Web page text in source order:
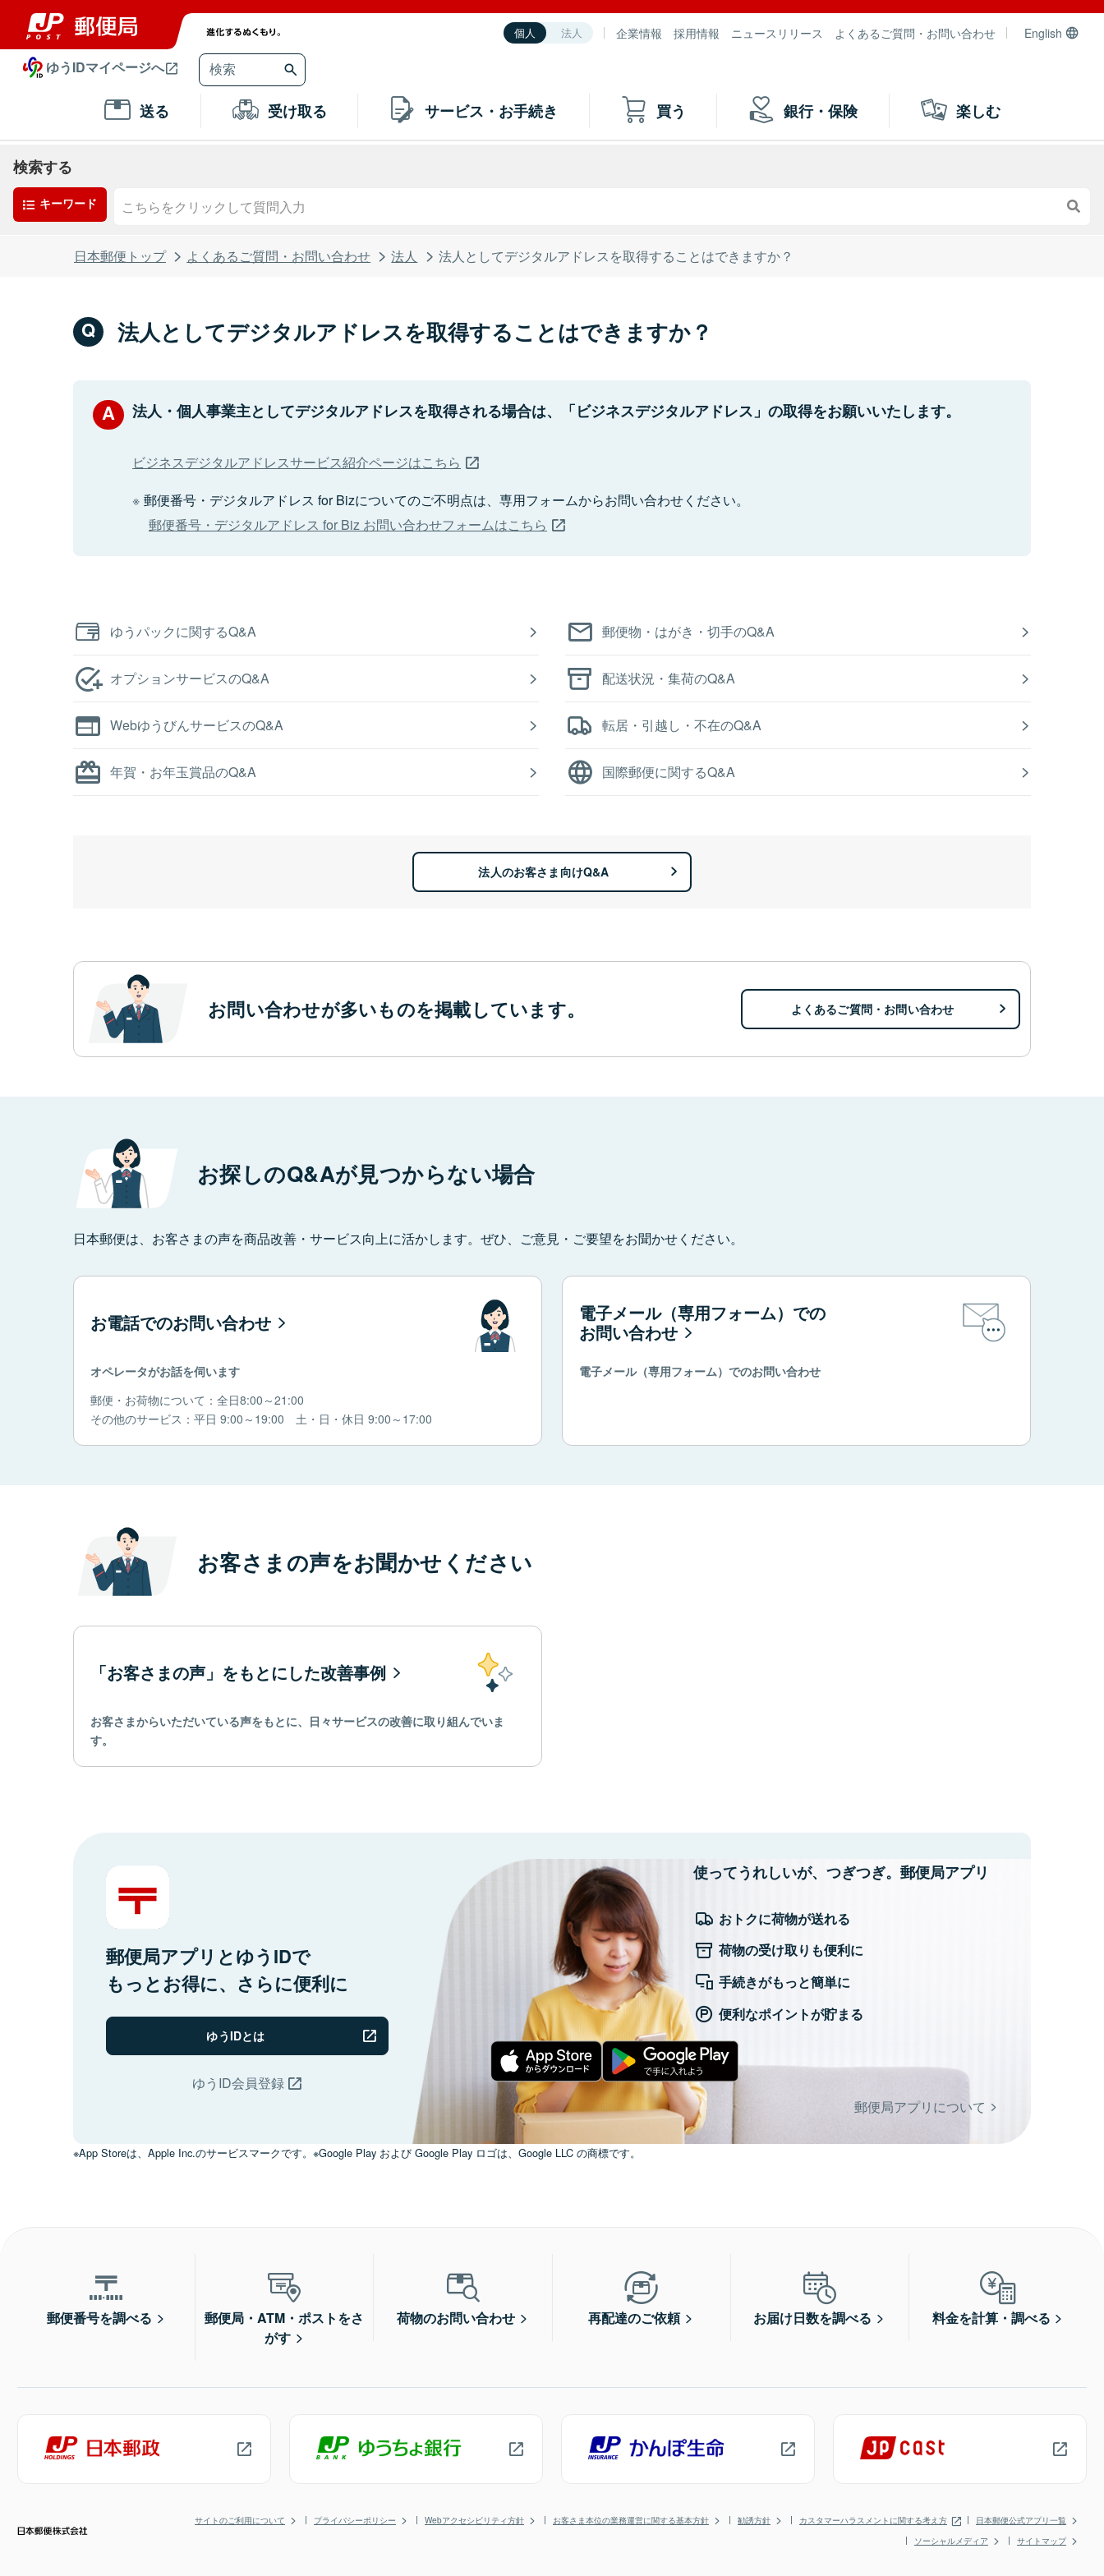
個人 法人 企業情報 採用情報 ニュースリリース よくあるご質問・お問い合わせ English
ゆうIDマイページへ
送る 受け取る サービス・お手続き 買う 銀行・保険 楽しむ
検索する
キーワード
日本郵便トップ よくあるご質問・お問い合わせ 法人 法人としてデジタルアドレスを取得することはできますか？
法人としてデジタルアドレスを取得することはできますか？
法人・個人事業主としてデジタルアドレスを取得される場合は、「ビジネスデジタルアドレス」の取得をお願いいたします。
ビジネスデジタルアドレスサービス紹介ページはこちら
郵便番号・デジタルアドレス for Bizについてのご不明点は、専用フォームからお問い合わせください。
郵便番号・デジタルアドレス for Biz お問い合わせフォームはこちら
ゆうパックに関するQ&A 郵便物・はがき・切手のQ&A
オプションサービスのQ&A 配送状況・集荷のQ&A
WebゆうびんサービスのQ&A 転居・引越し・不在のQ&A
年賀・お年玉賞品のQ&A 国際郵便に関するQ&A
法人のお客さま向けQ&A
お問い合わせが多いものを掲載しています。 よくあるご質問・お問い合わせ
お探しのQ&Aが見つからない場合
日本郵便は、お客さまの声を商品改善・サービス向上に活かします。ぜひ、ご意見・ご要望をお聞かせください。
お電話でのお問い合わせ
オペレータがお話を伺います
郵便・お荷物について：全日8:00～21:00
その他のサービス：平日 9:00～19:00 土・日・休日 9:00～17:00
電子メール（専用フォーム）での
お問い合わせ
電子メール（専用フォーム）でのお問い合わせ
お客さまの声をお聞かせください
「お客さまの声」をもとにした改善事例
お客さまからいただいている声をもとに、日々サービスの改善に取り組んでいま
す。
郵便局アプリとゆうIDで
もっとお得に、さらに便利に
ゆうIDとは
ゆうID会員登録
使ってうれしいが、つぎつぎ。郵便局アプリ
おトクに荷物が送れる
荷物の受け取りも便利に
手続きがもっと簡単に
便利なポイントが貯まる
郵便局アプリについて
※App Storeは、Apple Inc.のサービスマークです。※Google Play および Google Play ロゴは、Google LLC の商標です。
郵便番号を調べる
郵便局・ATM・ポストをさ
がす
荷物のお問い合わせ 再配達のご依頼 お届け日数を調べる 料金を計算・調べる
サイトのご利用について プライバシーポリシー Webアクセシビリティ方針 お客さま本位の業務運営に関する基本方針 勧誘方針 カスタマーハラスメントに関する考え方
日本郵便公式アプリ一覧
ソーシャルメディア
サイトマップ